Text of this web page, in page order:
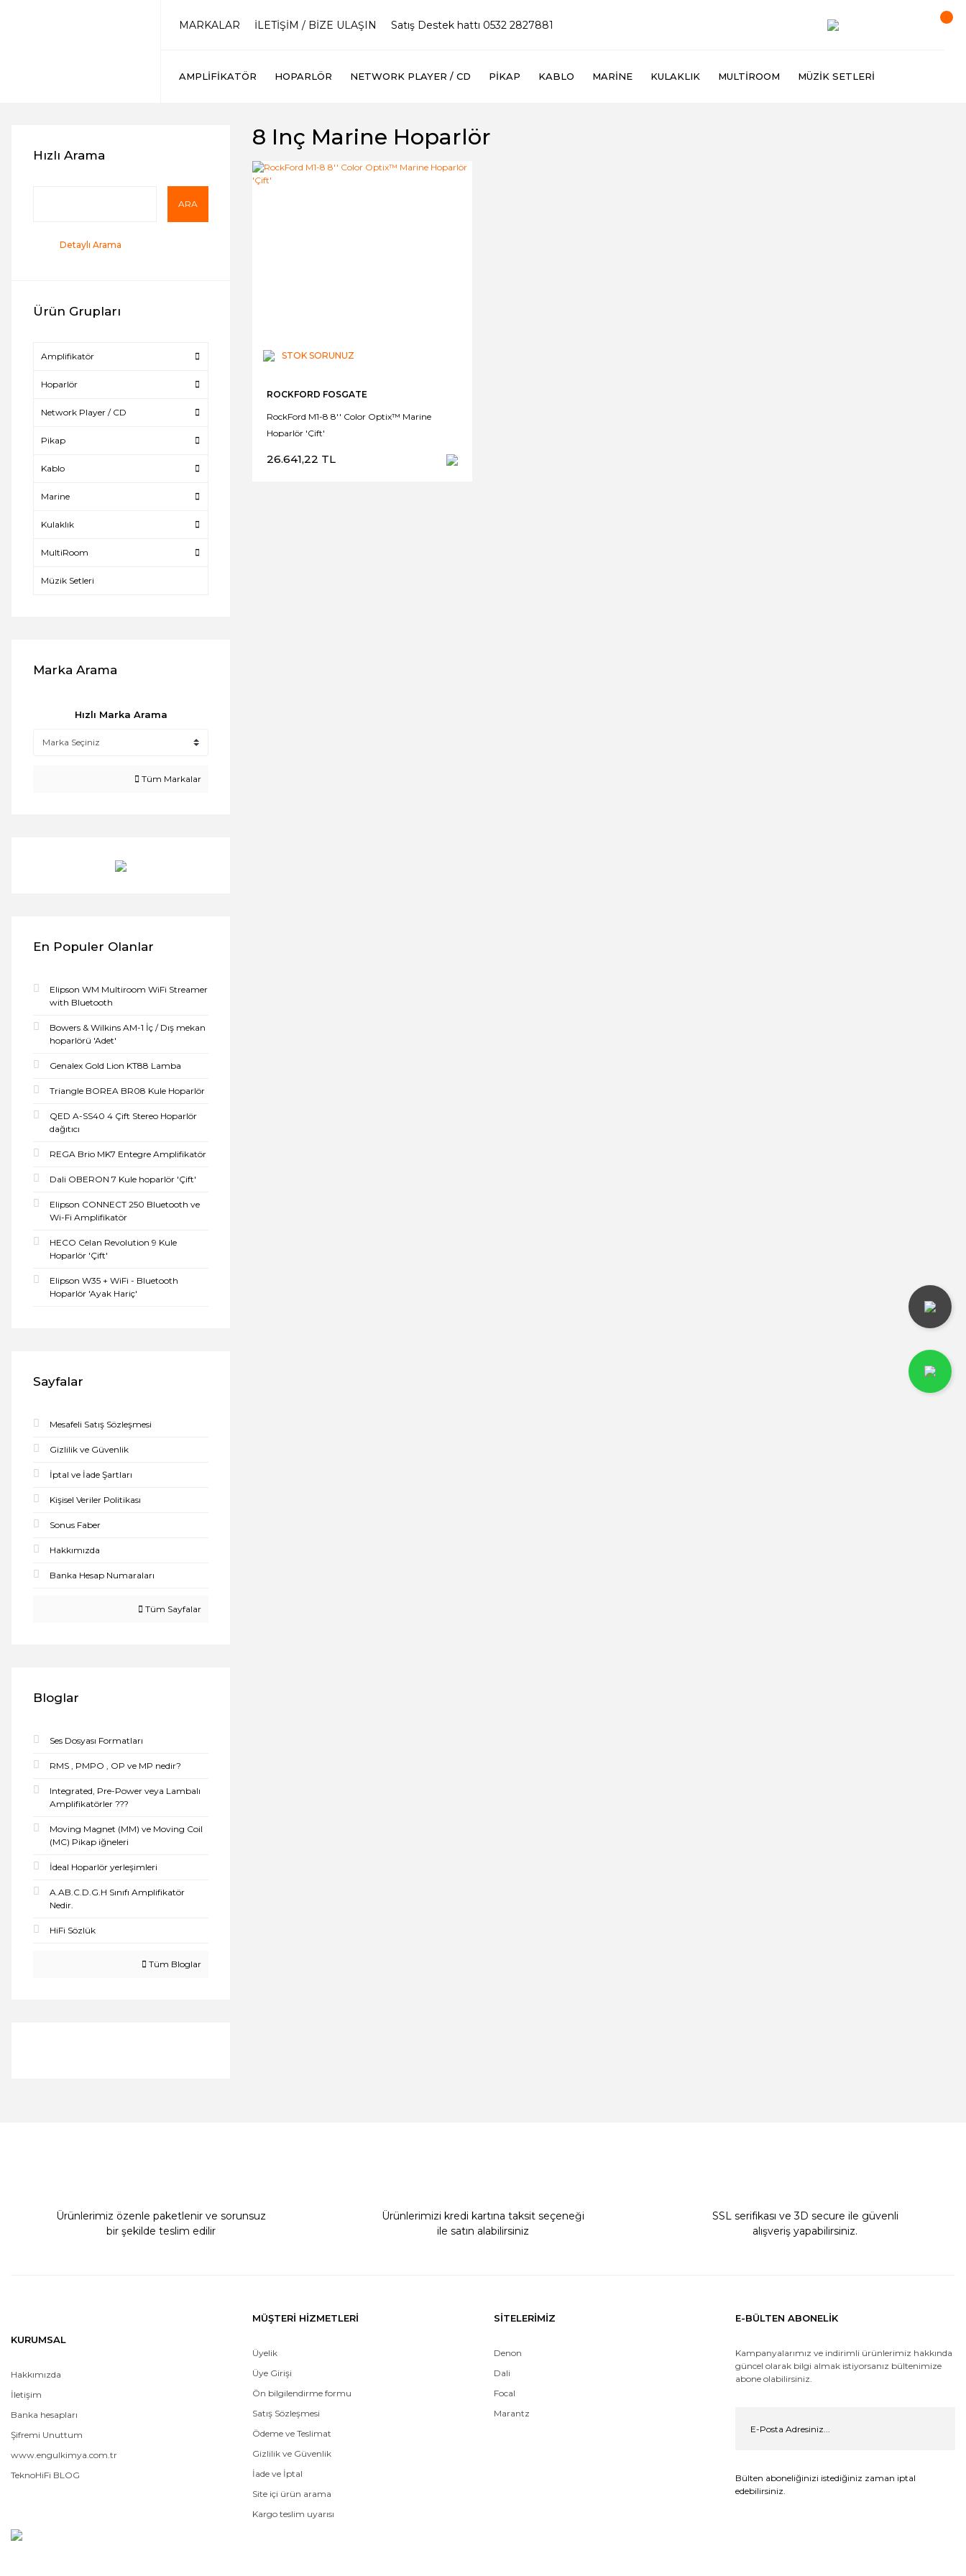
MARKALAR İLETİŞİM / BİZE ULAŞIN Satış Destek hattı 0532 2827881
AMPLIFIKATÖR HOPARLÖR NETWORK PLAYER / CD PIKAP KABLO MARINE KULAKLIK MULTIROOM MÜZIK SETLERI
Hızlı Arama
ARA
Detaylı Arama
Ürün Grupları
Amplifikatör
Hoparlör
Network Player / CD
Pikap
Kablo
Marine
Kulaklık
MultiRoom
Müzik Setleri
Marka Arama
Hızlı Marka Arama
Tüm Markalar
En Populer Olanlar
Elipson WM Multiroom WiFi Streamer
with Bluetooth
Bowers & Wilkins AM-1 İç / Dış mekan
hoparlörü 'Adet'
Genalex Gold Lion KT88 Lamba
Triangle BOREA BR08 Kule Hoparlör
QED A-SS40 4 Çift Stereo Hoparlör
dağıtıcı
REGA Brio MK7 Entegre Amplifikatör
Dali OBERON 7 Kule hoparlör 'Çift'
Elipson CONNECT 250 Bluetooth ve
Wi-Fi Amplifikatör
HECO Celan Revolution 9 Kule
Hoparlör 'Çift'
Elipson W35 + WiFi - Bluetooth
Hoparlör 'Ayak Hariç'
Sayfalar
Mesafeli Satış Sözleşmesi
Gizlilik ve Güvenlik
İptal ve İade Şartları
Kişisel Veriler Politikası
Sonus Faber
Hakkımızda
Banka Hesap Numaraları
Tüm Sayfalar
Bloglar
Ses Dosyası Formatları
RMS , PMPO , OP ve MP nedir?
Integrated, Pre-Power veya Lambalı
Amplifikatörler ???
Moving Magnet (MM) ve Moving Coil
(MC) Pikap iğneleri
İdeal Hoparlör yerleşimleri
A.AB.C.D.G.H Sınıfı Amplifikatör
Nedir.
HiFi Sözlük
Tüm Bloglar
8 Inç Marine Hoparlör
STOK SORUNUZ
ROCKFORD FOSGATE
RockFord M1-8 8'' Color Optix™ Marine
Hoparlör 'Çift'
26.641,22 TL
Ürünlerimiz özenle paketlenir ve sorunsuz
bir şekilde teslim edilir
Ürünlerimizi kredi kartına taksit seçeneği
ile satın alabilirsiniz
SSL serifikası ve 3D secure ile güvenli
alışveriş yapabilirsiniz.
KURUMSAL
Hakkımızda
İletişim
Banka hesapları
Şifremi Unuttum
www.engulkimya.com.tr
TeknoHiFi BLOG
MÜŞTERİ HİZMETLERİ
Üyelik
Üye Girişi
Ön bilgilendirme formu
Satış Sözleşmesi
Ödeme ve Teslimat
Gizlilik ve Güvenlik
İade ve İptal
Site içi ürün arama
Kargo teslim uyarısı
SİTELERİMİZ
Denon
Dali
Focal
Marantz
E-BÜLTEN ABONELİK
Kampanyalarımız ve indirimli ürünlerimiz hakkında
güncel olarak bilgi almak istiyorsanız bültenimize
abone olabilirsiniz.
Bülten aboneliğinizi istediğiniz zaman iptal
edebilirsiniz.